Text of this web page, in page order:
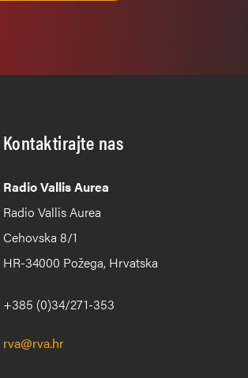
Kontaktirajte nas
Radio Vallis Aurea
Radio Vallis Aurea
Cehovska 8/1
HR-34000 Požega, Hrvatska
+385 (0)34/271-353
rva@rva.hr